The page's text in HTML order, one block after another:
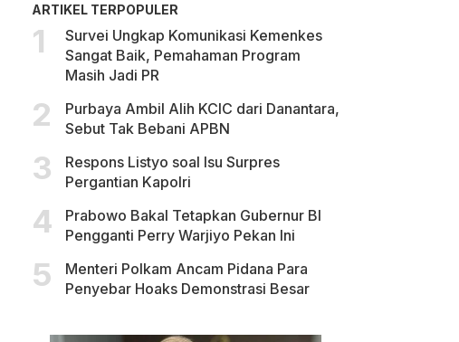
ARTIKEL TERPOPULER
Survei Ungkap Komunikasi Kemenkes
Sangat Baik, Pemahaman Program
Masih Jadi PR
Purbaya Ambil Alih KCIC dari Danantara,
Sebut Tak Bebani APBN
Respons Listyo soal Isu Surpres
Pergantian Kapolri
Prabowo Bakal Tetapkan Gubernur BI
Pengganti Perry Warjiyo Pekan Ini
Menteri Polkam Ancam Pidana Para
Penyebar Hoaks Demonstrasi Besar